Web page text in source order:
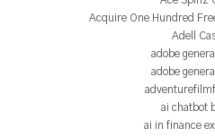
Acquire One Hundred
Adell
adobe
adobe
ai chatbot
ai in finance